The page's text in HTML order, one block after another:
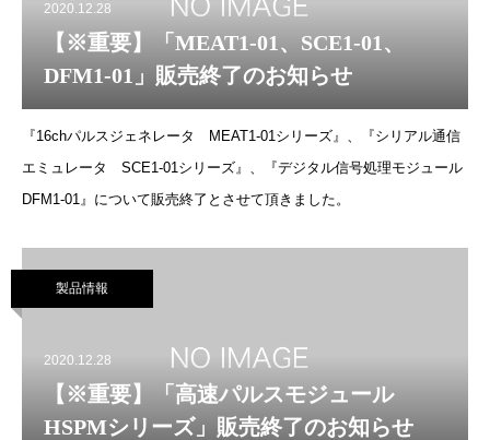
2020.12.28
【※重要】「MEAT1-01、SCE1-01、
DFM1-01」販売終了のお知らせ
『16chパルスジェネレータ MEAT1-01シリーズ』、『シリアル通信
エミュレータ SCE1-01シリーズ』、『デジタル信号処理モジュール
DFM1-01』について販売終了とさせて頂きました。
製品情報
2020.12.28
【※重要】「高速パルスモジュール
HSPMシリーズ」販売終了のお知らせ